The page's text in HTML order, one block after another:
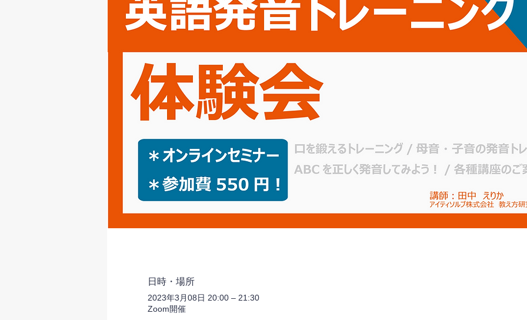
日時・場所
2023年3月08日 20:00 – 21:30
Zoom開催